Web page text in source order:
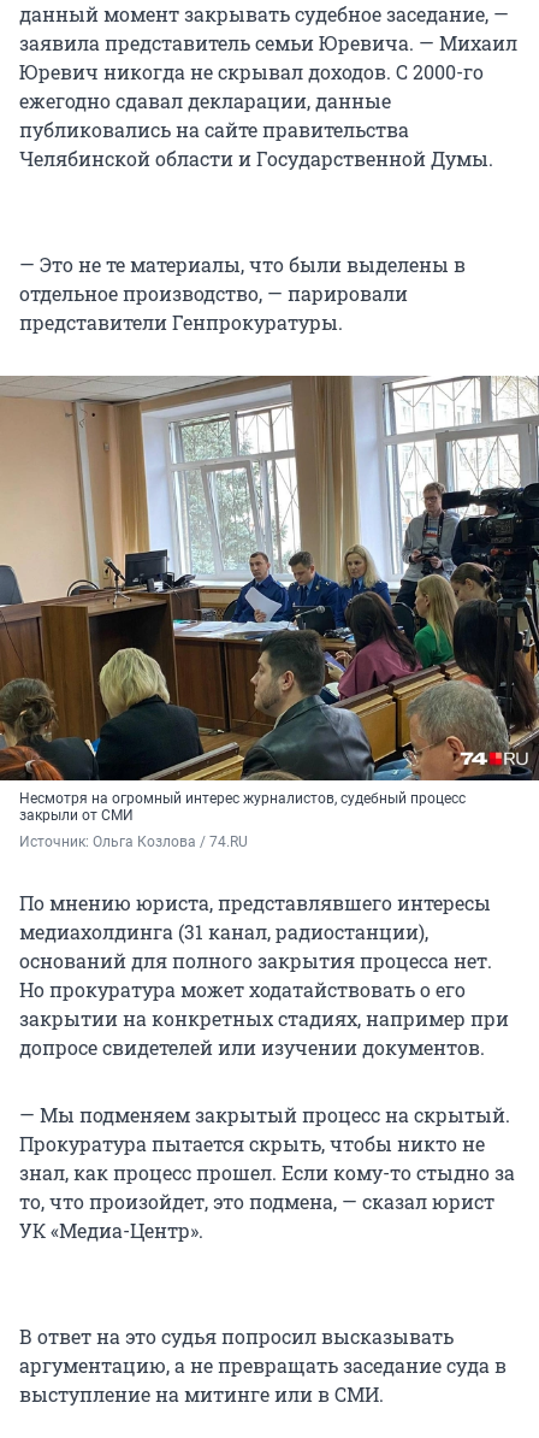
данный момент закрывать судебное заседание, —
заявила представитель семьи Юревича. — Михаил
Юревич никогда не скрывал доходов. С 2000-го
ежегодно сдавал декларации, данные
публиковались на сайте правительства
Челябинской области и Государственной Думы.
— Это не те материалы, что были выделены в
отдельное производство, — парировали
представители Генпрокуратуры.
Несмотря на огромный интерес журналистов, судебный процесс
закрыли от СМИ
Источник: Ольга Козлова / 74.RU
По мнению юриста, представлявшего интересы
медиахолдинга (31 канал, радиостанции),
оснований для полного закрытия процесса нет.
Но прокуратура может ходатайствовать о его
закрытии на конкретных стадиях, например при
допросе свидетелей или изучении документов.
— Мы подменяем закрытый процесс на скрытый.
Прокуратура пытается скрыть, чтобы никто не
знал, как процесс прошел. Если кому-то стыдно за
то, что произойдет, это подмена, — сказал юрист
УК «Медиа-Центр».
В ответ на это судья попросил высказывать
аргументацию, а не превращать заседание суда в
выступление на митинге или в СМИ.